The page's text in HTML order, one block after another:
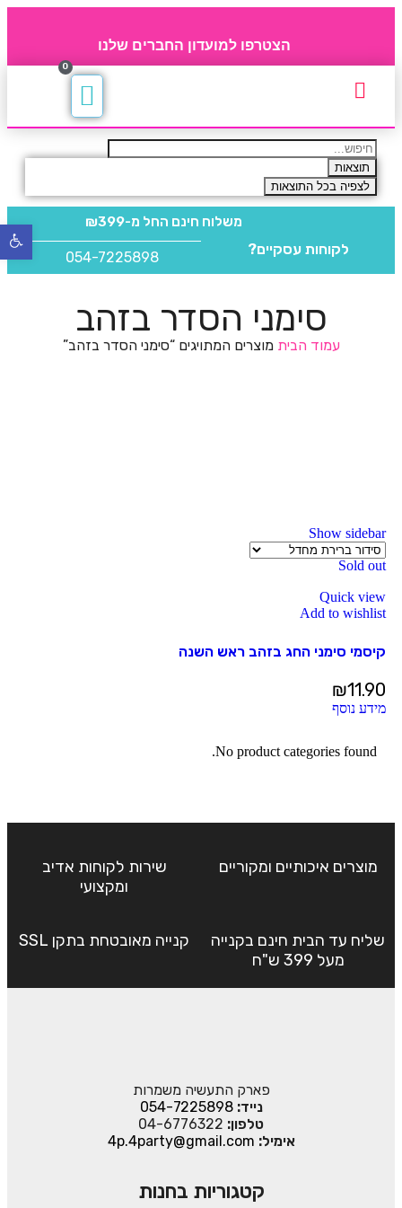
הצטרפו למועדון החברים שלנו
0
תוצאות
לצפיה בכל התוצאות
משלוח חינם החל מ-₪399
לקוחות עסקיים? 054-7225898
סימני הסדר בזהב
עמוד הביתמוצרים המתויגים “סימני הסדר בזהב”
Show sidebar
Sold out
Quick view
Add to wishlist
קיסמי סימני החג בזהב ראש השנה
₪11.90
מידע נוסף
No product categories found.
מוצרים איכותיים ומקוריים
שירות לקוחות אדיב
ומקצועי
שליח עד הבית חינם בקנייה
מעל 399 ש"ח
קנייה מאובטחת בתקן SSL
פארק התעשיה משמרות
נייד:054-7225898
טלפון: 04-6776322
אימיל: 4p.4party@gmail.com
קטגוריות בחנות
פתח